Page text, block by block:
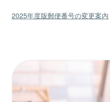
2025年度版郵便番号の変更案内